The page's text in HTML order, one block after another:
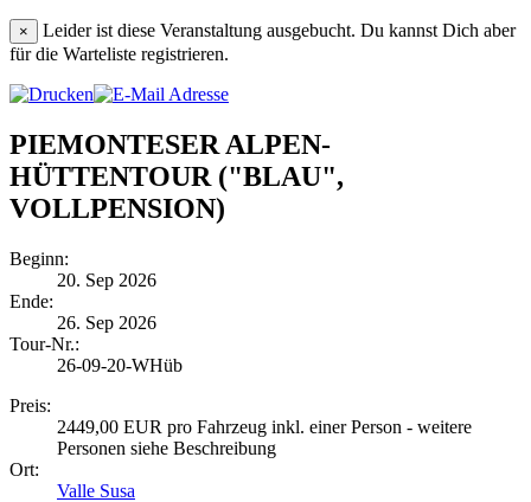
×
Leider ist diese Veranstaltung ausgebucht. Du kannst Dich aber
für die Warteliste registrieren.
PIEMONTESER ALPEN-
HÜTTENTOUR ("BLAU",
VOLLPENSION)
Beginn:
20. Sep 2026
Ende:
26. Sep 2026
Tour-Nr.:
26-09-20-WHüb
Preis:
2449,00 EUR pro Fahrzeug inkl. einer Person - weitere
Personen siehe Beschreibung
Ort:
Valle Susa